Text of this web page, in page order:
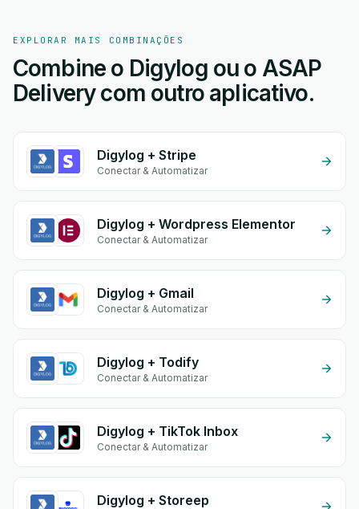
EXPLORAR MAIS COMBINAÇÕES
Combine o Digylog ou o ASAP
Delivery com outro aplicativo.
Digylog + Stripe
Conectar & Automatizar
Digylog + Wordpress Elementor
Conectar & Automatizar
Digylog + Gmail
Conectar & Automatizar
Digylog + Todify
Conectar & Automatizar
Digylog + TikTok Inbox
Conectar & Automatizar
Digylog + Storeep